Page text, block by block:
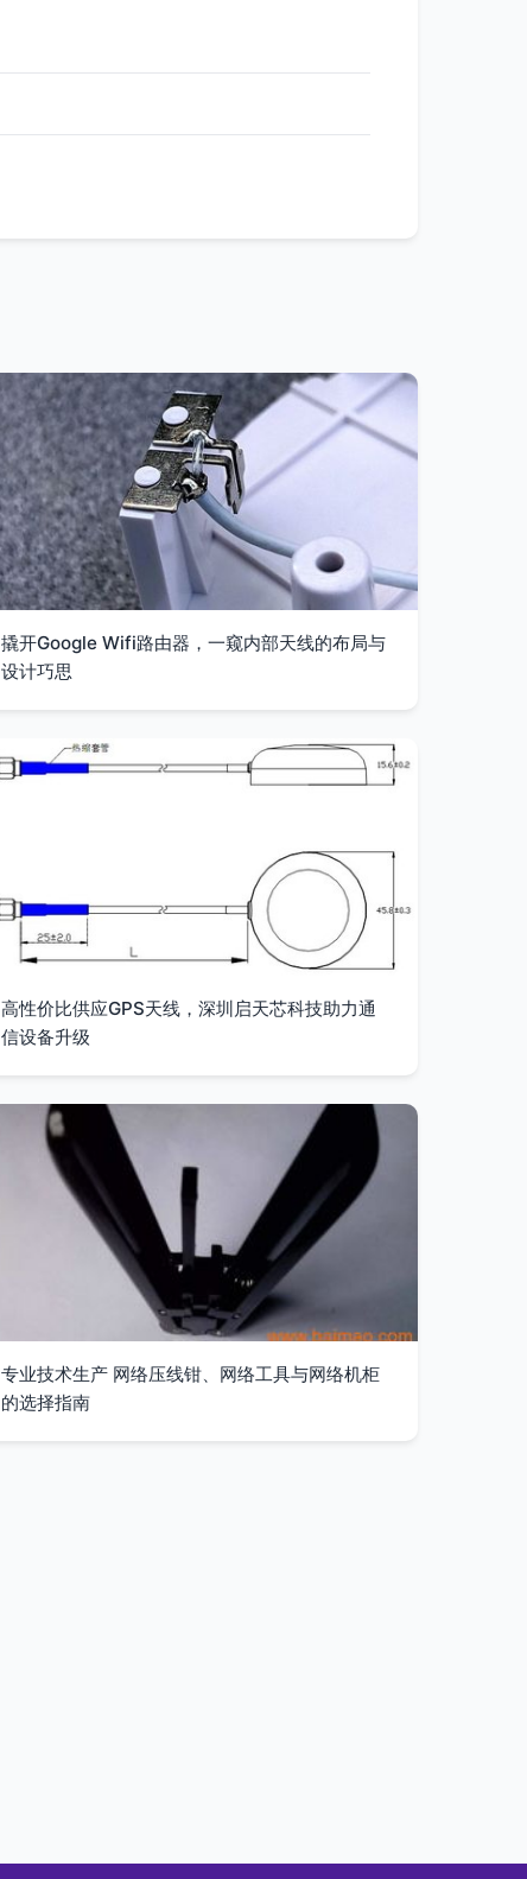
撬开Google Wifi路由器，一窥内部天线的布局与
设计巧思
高性价比供应GPS天线，深圳启天芯科技助力通
信设备升级
专业技术生产 网络压线钳、网络工具与网络机柜
的选择指南